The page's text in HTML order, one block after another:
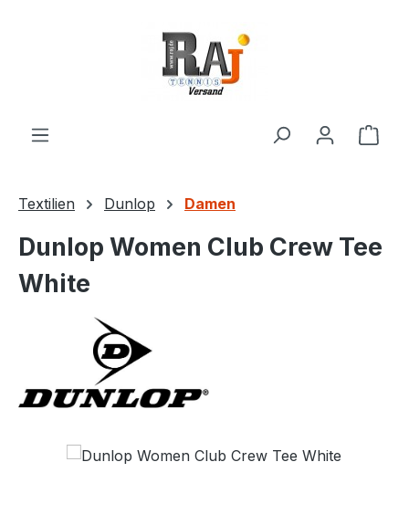
Textilien Dunlop Damen
Dunlop Women Club Crew Tee
White
Bildergalerie überspringen